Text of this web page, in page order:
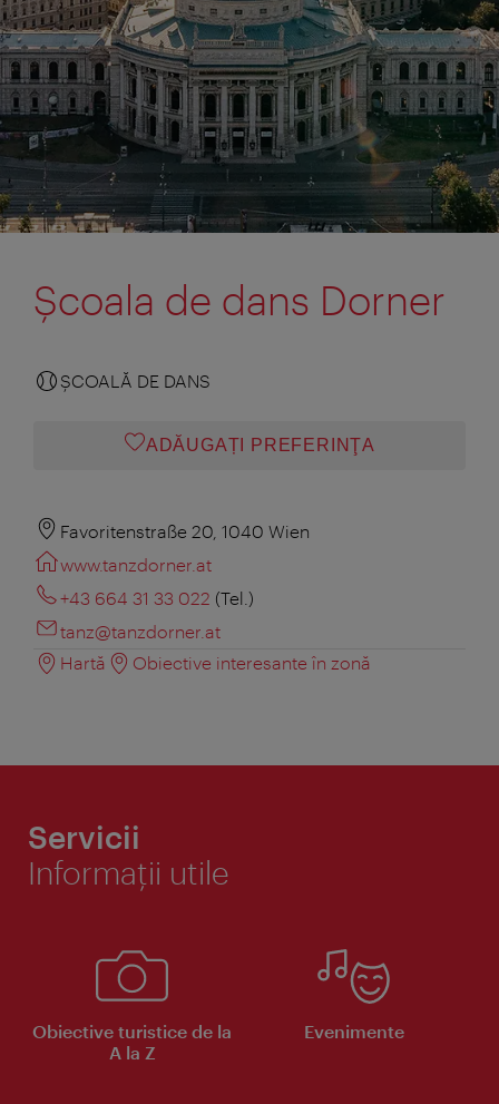
Şcoala de dans Dorner
ŞCOALĂ DE DANS
ADĂUGAȚI PREFERINŢA
Favoritenstraße 20, 1040 Wien
www.tanzdorner.at
+43 664 31 33 022 (Tel.)
tanz@tanzdorner.at
Hartă
Obiective interesante în zonă
Servicii
Informaţii utile
Obiective turistice de la
A la Z
Evenimente